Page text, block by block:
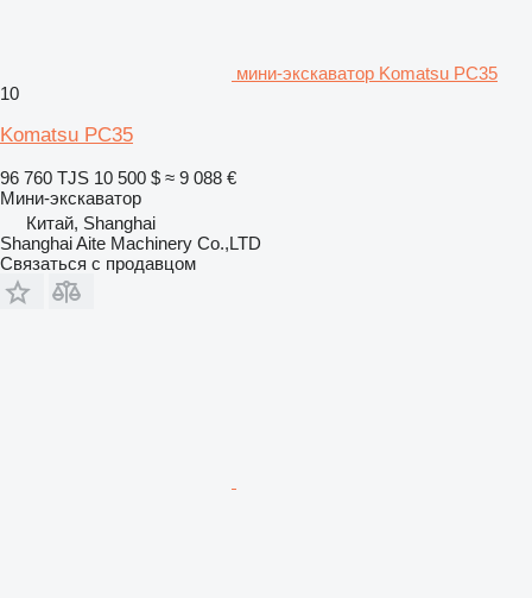
мини-экскаватор Komatsu PC35
10
Komatsu PC35
96 760 TJS 10 500 $ ≈ 9 088 €
Мини-экскаватор
Китай, Shanghai
Shanghai Aite Machinery Co.,LTD
Связаться с продавцом